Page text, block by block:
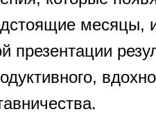
месяцы,
презентации